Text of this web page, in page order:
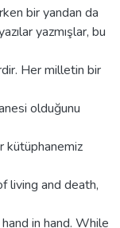
bir yandan da
yazmışlar, bu
Her milletin bir
olduğunu
kütüphanemiz
living and death,
in hand. While